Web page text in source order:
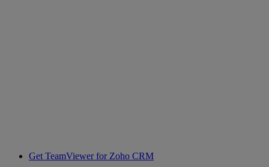
Get TeamViewer for Zoho CRM